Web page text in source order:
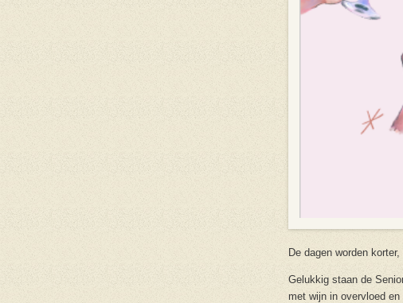
De dagen worden
Gelukkig staan de
met wijn in overvloed en